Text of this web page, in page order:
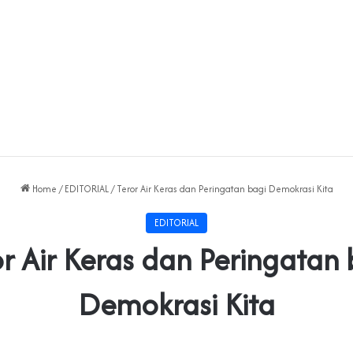
Home / EDITORIAL / Teror Air Keras dan Peringatan bagi Demokrasi Kita
EDITORIAL
Air Keras dan Peringatan
Demokrasi Kita